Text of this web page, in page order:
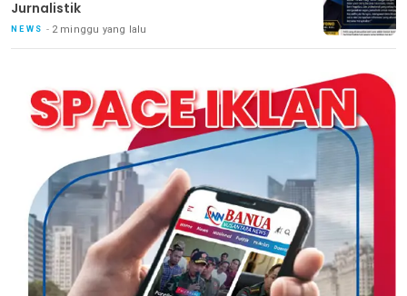
Jurnalistik
NEWS 2 minggu yang lalu